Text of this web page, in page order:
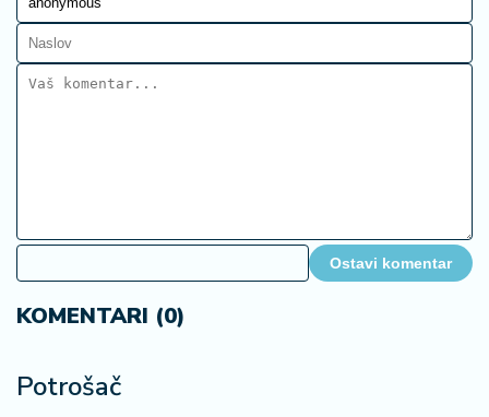
Ostavi komentar
KOMENTARI (0)
Potrošač